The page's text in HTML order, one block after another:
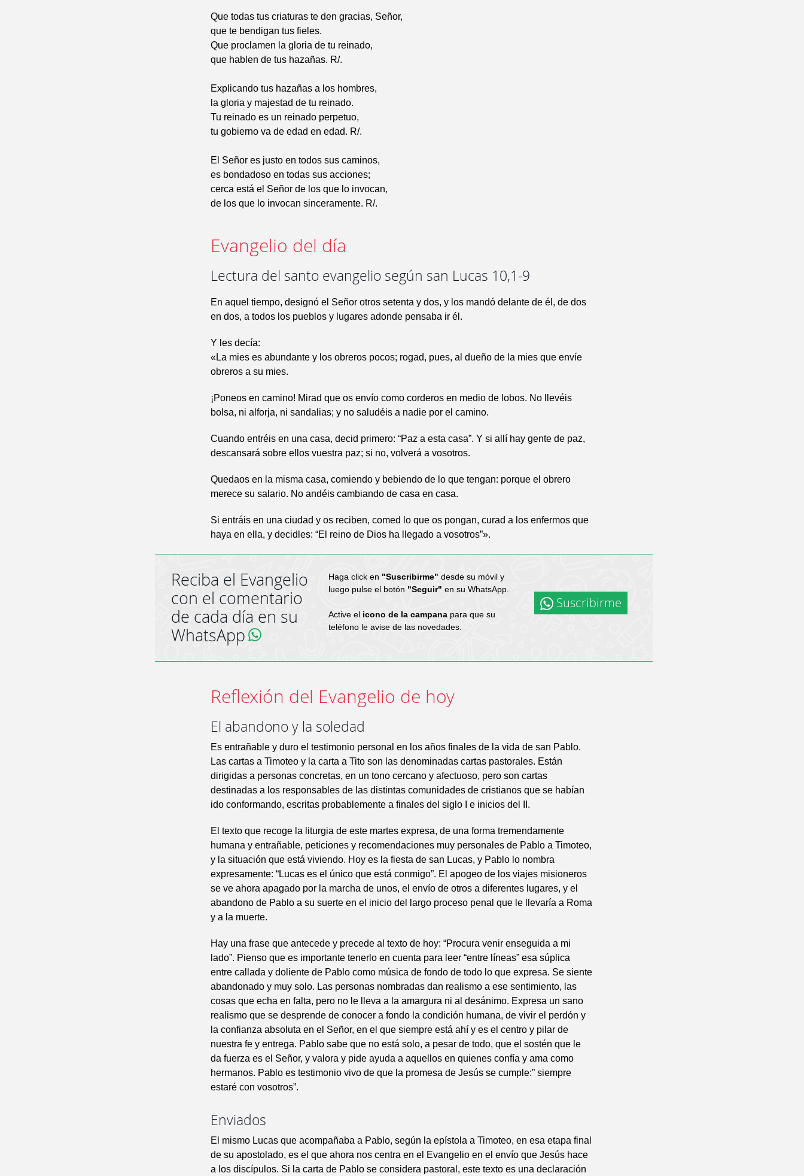
Que todas tus criaturas te den gracias, Señor,
que te bendigan tus fieles.
Que proclamen la gloria de tu reinado,
que hablen de tus hazañas. R/.
Explicando tus hazañas a los hombres,
la gloria y majestad de tu reinado.
Tu reinado es un reinado perpetuo,
tu gobierno va de edad en edad. R/.
El Señor es justo en todos sus caminos,
es bondadoso en todas sus acciones;
cerca está el Señor de los que lo invocan,
de los que lo invocan sinceramente. R/.
Evangelio del día
Lectura del santo evangelio según san Lucas 10,1-9
En aquel tiempo, designó el Señor otros setenta y dos, y los mandó delante de él, de dos
en dos, a todos los pueblos y lugares adonde pensaba ir él.
Y les decía:
«La mies es abundante y los obreros pocos; rogad, pues, al dueño de la mies que envíe
obreros a su mies.
¡Poneos en camino! Mirad que os envío como corderos en medio de lobos. No llevéis
bolsa, ni alforja, ni sandalias; y no saludéis a nadie por el camino.
Cuando entréis en una casa, decid primero: “Paz a esta casa”. Y si allí hay gente de paz,
descansará sobre ellos vuestra paz; si no, volverá a vosotros.
Quedaos en la misma casa, comiendo y bebiendo de lo que tengan: porque el obrero
merece su salario. No andéis cambiando de casa en casa.
Si entráis en una ciudad y os reciben, comed lo que os pongan, curad a los enfermos que
haya en ella, y decidles: “El reino de Dios ha llegado a vosotros”».
Reciba el Evangelio
con el comentario
de cada día en su
WhatsApp
Haga click en "Suscribirme" desde su móvil y
luego pulse el botón "Seguir" en su WhatsApp.
Active el icono de la campanapara que su
teléfono le avise de las novedades.
Suscribirme
Reflexión del Evangelio de hoy
El abandono y la soledad
Es entrañable y duro el testimonio personal en los años finales de la vida de san Pablo.
Las cartas a Timoteo y la carta a Tito son las denominadas cartas pastorales. Están
dirigidas a personas concretas, en un tono cercano y afectuoso, pero son cartas
destinadas a los responsables de las distintas comunidades de cristianos que se habían
ido conformando, escritas probablemente a finales del siglo I e inicios del II.
El texto que recoge la liturgia de este martes expresa, de una forma tremendamente
humana y entrañable, peticiones y recomendaciones muy personales de Pablo a Timoteo,
y la situación que está viviendo. Hoy es la fiesta de san Lucas, y Pablo lo nombra
expresamente: “Lucas es el único que está conmigo”. El apogeo de los viajes misioneros
se ve ahora apagado por la marcha de unos, el envío de otros a diferentes lugares, y el
abandono de Pablo a su suerte en el inicio del largo proceso penal que le llevaría a Roma
y a la muerte.
Hay una frase que antecede y precede al texto de hoy: “Procura venir enseguida a mi
lado”. Pienso que es importante tenerlo en cuenta para leer “entre líneas” esa súplica
entre callada y doliente de Pablo como música de fondo de todo lo que expresa. Se siente
abandonado y muy solo. Las personas nombradas dan realismo a ese sentimiento, las
cosas que echa en falta, pero no le lleva a la amargura ni al desánimo. Expresa un sano
realismo que se desprende de conocer a fondo la condición humana, de vivir el perdón y
la confianza absoluta en el Señor, en el que siempre está ahí y es el centro y pilar de
nuestra fe y entrega. Pablo sabe que no está solo, a pesar de todo, que el sostén que le
da fuerza es el Señor, y valora y pide ayuda a aquellos en quienes confía y ama como
hermanos. Pablo es testimonio vivo de que la promesa de Jesús se cumple:” siempre
estaré con vosotros”.
Enviados
El mismo Lucas que acompañaba a Pablo, según la epístola a Timoteo, en esa etapa final
de su apostolado, es el que ahora nos centra en el Evangelio en el envío que Jesús hace
a los discípulos. Si la carta de Pablo se considera pastoral, este texto es una declaración